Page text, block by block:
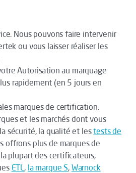
Nous pouvons faire intervenir
ou vous laisser réaliser les
Autorisation au marquage
rapidement (en 5 jours en
marques de certification.
et les marchés dont vous
sécurité, la qualité et lestests de
offrons plus de marques de
plupart des certificateurs,
ETL, la marque S, Warnock